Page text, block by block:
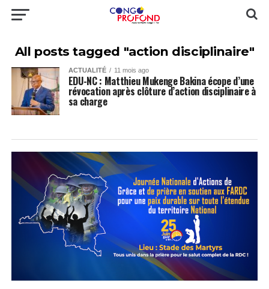
All posts tagged "action disciplinaire"
ACTUALITÉ 11 mois ago
EDU-NC : Matthieu Mukenge Bakina écope d’une
révocation après clôture d’action disciplinaire à
sa charge